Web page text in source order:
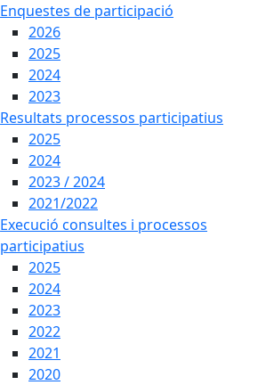
Enquestes de participació
2026
2025
2024
2023
Resultats processos participatius
2025
2024
2023 / 2024
2021/2022
Execució consultes i processos
participatius
2025
2024
2023
2022
2021
2020